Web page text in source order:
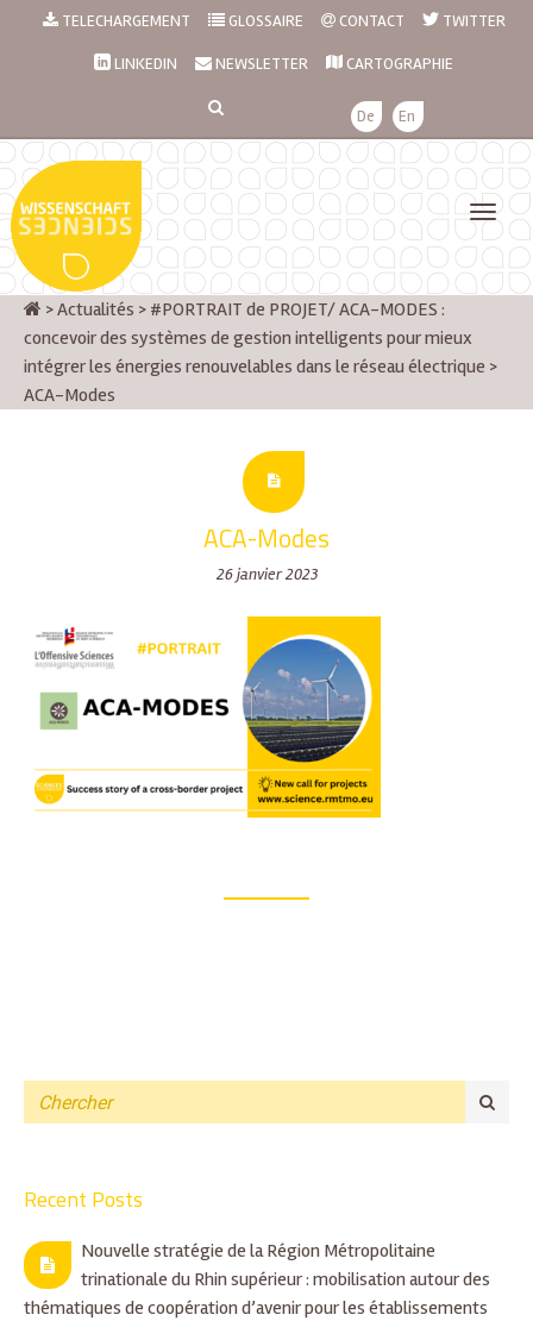
TELECHARGEMENT GLOSSAIRE CONTACT TWITTER
LINKEDIN NEWSLETTER CARTOGRAPHIE
De En
>Actualités > #PORTRAIT de PROJET/ ACA-MODES :
concevoir des systèmes de gestion intelligents pour mieux
intégrer les énergies renouvelables dans le réseau électrique >
ACA-Modes
ACA-Modes
26 janvier 2023
Recent Posts
Nouvelle stratégie de la Région Métropolitaine
trinationale du Rhin supérieur : mobilisation autour des
thématiques de coopération d’avenir pour les établissements